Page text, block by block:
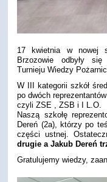
17 kwietnia w nowej
Brzozowie odbyły się
Turnieju Wiedzy
W III kategorii szkół
po dwóch
czyli ZSE , ZSB i I L.O.
Naszą szkołę
Dereń (2a), którzy po
części ustnej.
drugie a Jakub Dereń
Gratulujemy wiedzy,